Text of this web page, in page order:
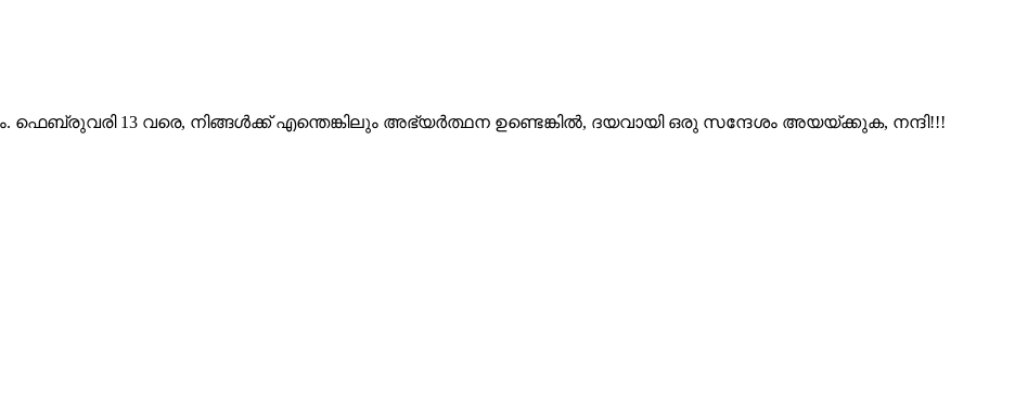
13 വരെ, നിങ്ങൾക്ക് എന്തെങ്കിലും അഭ്യർത്ഥന ഉണ്ടെങ്കിൽ, ദയവായി ഒരു സന്ദേശം അയയ്ക്കുക, നന്ദി!!!